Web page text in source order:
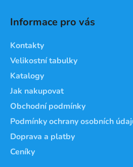
Informace pro vás
Kontakty
Velikostní tabulky
Katalogy
Jak nakupovat
Obchodní podmínky
Podmínky ochrany osobních
Doprava a platby
Ceníky